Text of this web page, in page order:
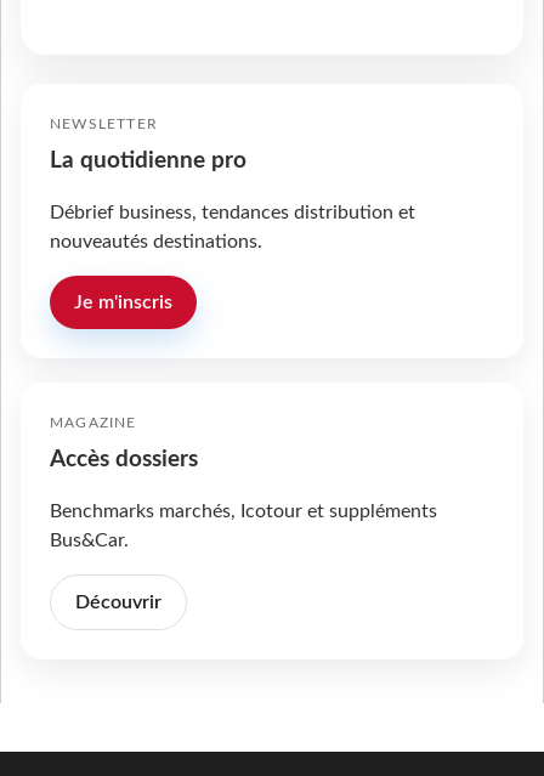
NEWSLETTER
La quotidienne pro
Débrief business, tendances distribution et
nouveautés destinations.
Je m'inscris
MAGAZINE
Accès dossiers
Benchmarks marchés, Icotour et suppléments
Bus&Car.
Découvrir